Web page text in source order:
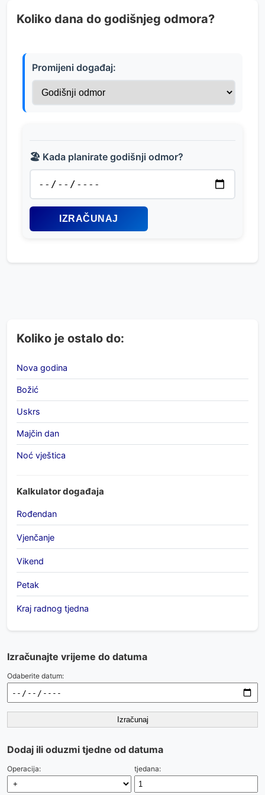
Koliko dana do godišnjeg odmora?
Promijeni događaj:
🏖️ Kada planirate godišnji odmor?
IZRAČUNAJ
Koliko je ostalo do:
Nova godina
Božić
Uskrs
Majčin dan
Noć vještica
Kalkulator događaja
Rođendan
Vjenčanje
Vikend
Petak
Kraj radnog tjedna
Izračunajte vrijeme do datuma
Odaberite datum:
Izračunaj
Dodaj ili oduzmi tjedne od datuma
Operacija: tjedana: